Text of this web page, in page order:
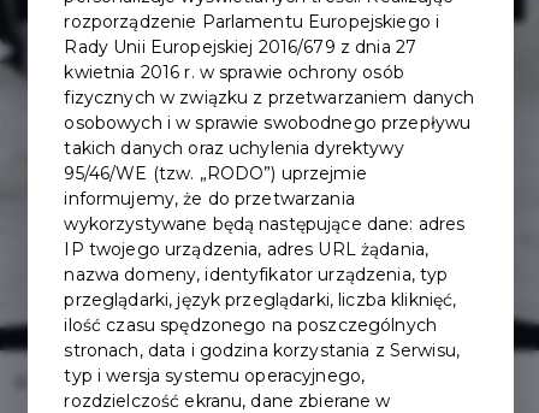
Home Korzyści Hippo Sklep
rozporządzenie Parlamentu Europejskiego i
Rady Unii Europejskiej 2016/679 z dnia 27
kwietnia 2016 r. w sprawie ochrony osób
fizycznych w związku z przetwarzaniem danych
osobowych i w sprawie swobodnego przepływu
takich danych oraz uchylenia dyrektywy
95/46/WE (tzw. „RODO”) uprzejmie
informujemy, że do przetwarzania
wykorzystywane będą następujące dane: adres
IP twojego urządzenia, adres URL żądania,
nazwa domeny, identyfikator urządzenia, typ
przeglądarki, język przeglądarki, liczba kliknięć,
ilość czasu spędzonego na poszczególnych
stronach, data i godzina korzystania z Serwisu,
typ i wersja systemu operacyjnego,
rozdzielczość ekranu, dane zbierane w